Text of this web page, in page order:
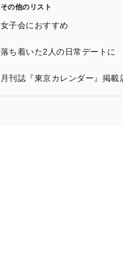
その他のリスト
女子会におすすめ
落ち着いた2人の日常デートに
月刊誌『東京カレンダー』掲載